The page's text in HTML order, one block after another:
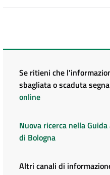
Se ritieni che
sbagliata o scaduta
online
Nuova ricerca nella
di Bologna
Altri canali di